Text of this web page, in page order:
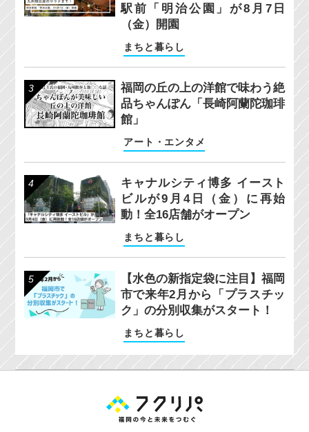
駅前「明治公園」が8月7日
（金）開園
まちと暮らし
福岡の丘の上の洋館で味わう絶
品ちゃんぽん「長崎阿蘭陀珈琲
館」
アート・エンタメ
キャナルシティ博多 イースト
ビルが9月4日（金）に再始
動！全16店舗がオープン
まちと暮らし
【水色の新指定袋に注目】福岡
市で来年2月から「プラスチッ
ク」の分別収集がスタート！
まちと暮らし